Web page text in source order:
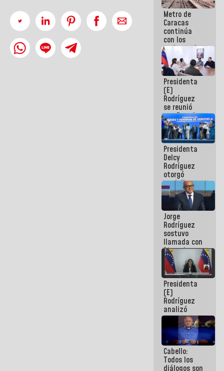
Metro de
Caracas
continúa
con los
trabajos de
mantenimiento
e inspección
en la Línea 2
Presidenta
(E)
Rodríguez
se reunió
con Estado
Mayor
Eléctrico
para
abordar
planes de
acción
Presidenta
Delcy
Rodríguez
otorgó
medalla
"Héroe de
Venezuela"
a servidores
públicos
Jorge
Rodríguez
sostuvo
llamada con
Dinorah
Figuera y
acuerdan
primer
encuentro
presencial
para el
diálogo
Presidenta
(E)
Rodríguez
analizó
junto a
gobernadores
planes de
recuperación
del Sistema
Eléctrico
Cabello:
Todos los
diálogos son